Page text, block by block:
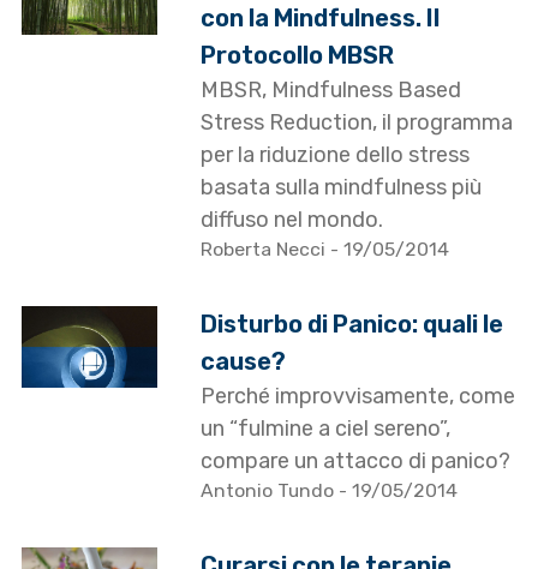
con la Mindfulness. Il
Protocollo MBSR
MBSR, Mindfulness Based
Stress Reduction, il programma
per la riduzione dello stress
basata sulla mindfulness più
diffuso nel mondo.
Roberta Necci - 19/05/2014
Disturbo di Panico: quali le
cause?
Perché improvvisamente, come
un “fulmine a ciel sereno”,
compare un attacco di panico?
Antonio Tundo - 19/05/2014